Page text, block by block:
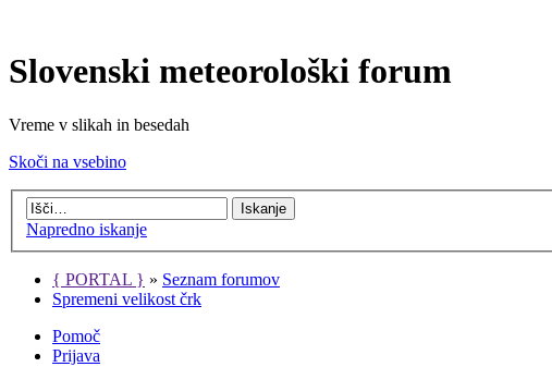
Slovenski meteorološki forum
Vreme v slikah in besedah
Skoči na vsebino
Napredno iskanje
{ PORTAL } » Seznam forumov
Spremeni velikost črk
Pomoč
Prijava